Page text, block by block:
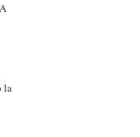
la